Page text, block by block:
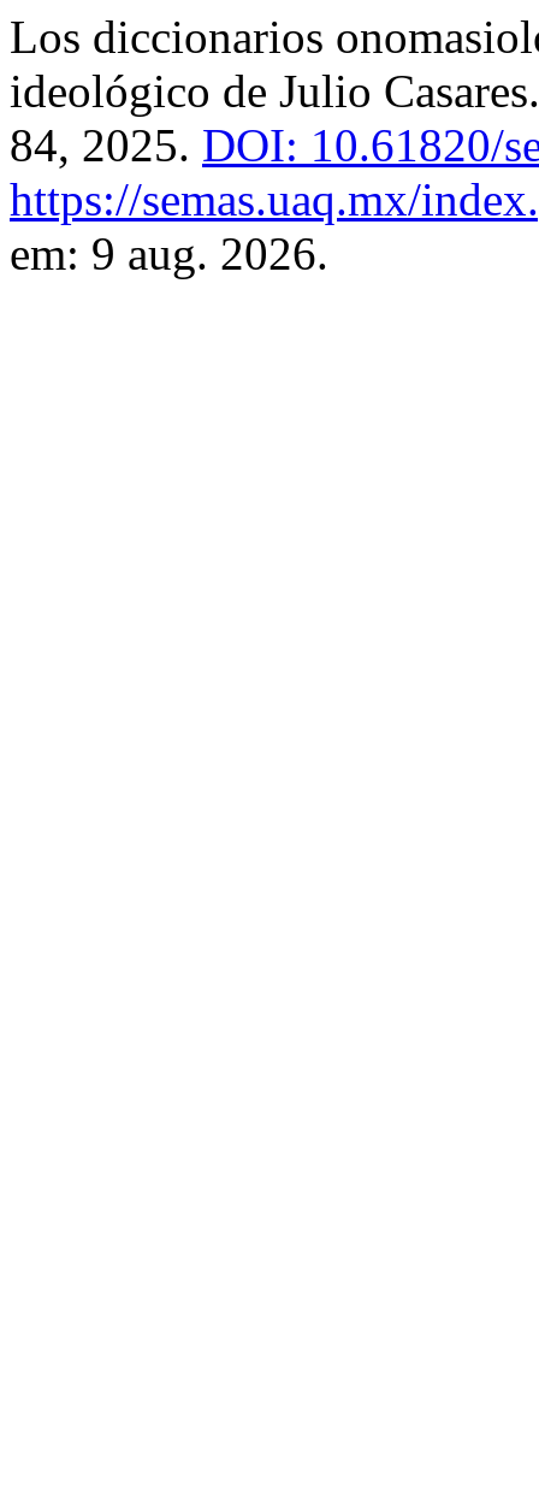
Los diccionarios
ideológico de Julio
84, 2025. DOI: 10.61820/
https://semas.uaq.mx/
em: 9 aug. 2026.